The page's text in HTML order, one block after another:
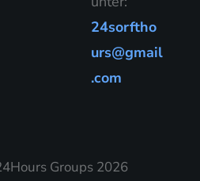
24sorftho
urs@gmail
.com
Groups 2026